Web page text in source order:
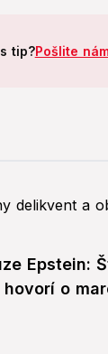
tip?Pošlite
Epstein:
o